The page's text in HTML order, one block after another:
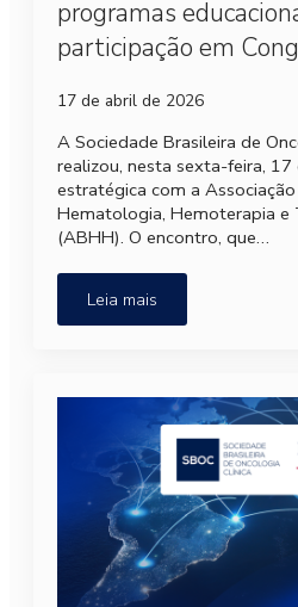
programas
participação em
17 de abril de 2026
A Sociedade Brasileira de
realizou, nesta sexta-feira, 17
estratégica com a
Hematologia, Hemoterapia e
(ABHH). O encontro, que…
Leia mais